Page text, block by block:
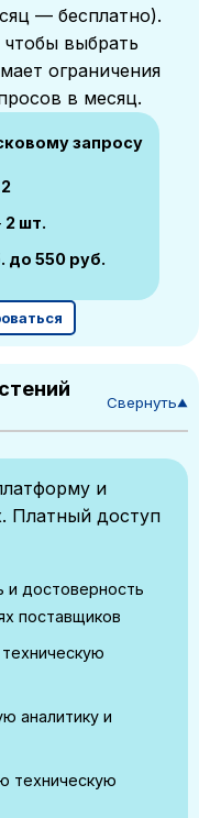
— бесплатно).
выбрать
ограничения
в месяц.
запросу
2
2 шт.
до 550 руб.
Свернуть▼
и
Платный доступ
и достоверность
поставщиков
аналитику и
техническую